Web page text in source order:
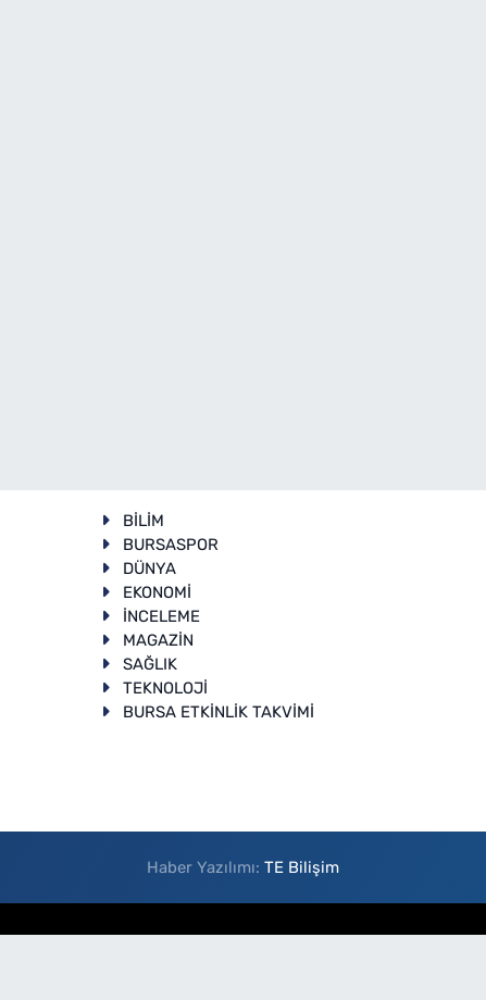
BİLİM
BURSASPOR
DÜNYA
EKONOMİ
İNCELEME
MAGAZİN
SAĞLIK
TEKNOLOJİ
BURSA ETKİNLİK TAKVİMİ
Haber Yazılımı:TE Bilişim